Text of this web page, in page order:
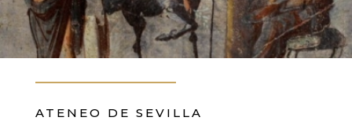
ATENEO DE SEVILLA